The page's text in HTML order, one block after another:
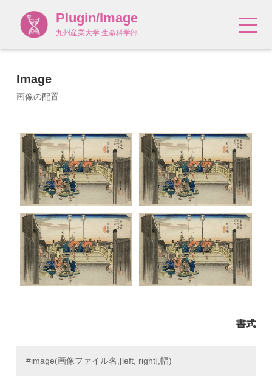
Plugin/Image
九州産業大学 生命科学部
Image
画像の配置
書式
#image(画像ファイル名,[left, right],幅)